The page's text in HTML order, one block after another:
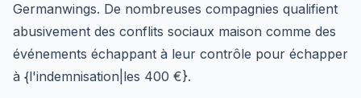
Germanwings. De nombreuses compagnies qualifient
abusivement des conflits sociaux maison comme des
événements échappant à leur contrôle pour échapper
à {l'indemnisation|les 400 €}.